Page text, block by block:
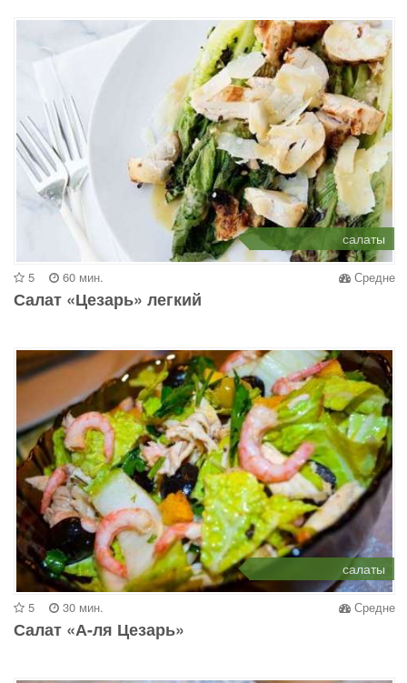
салаты
5 60 мин. Средне
Салат «Цезарь» легкий
салаты
5 30 мин. Средне
Салат «А-ля Цезарь»